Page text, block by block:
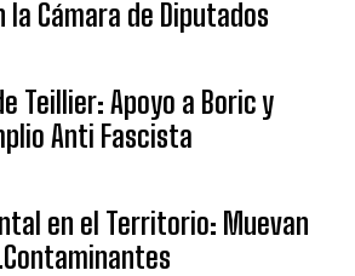
la Cámara de Diputados
Teillier: Apoyo a Boric y
Anti Fascista
en el Territorio: Muevan